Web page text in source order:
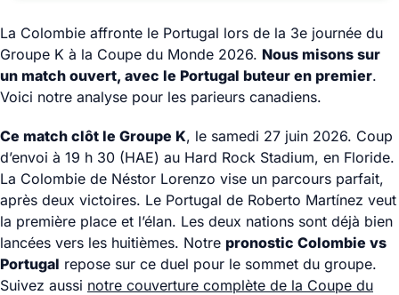
La Colombie affronte le Portugal lors de la 3e journée du
Groupe K à la Coupe du Monde 2026. Nous misons sur
un match ouvert, avec le Portugal buteur en premier.
Voici notre analyse pour les parieurs canadiens.
Ce match clôt le Groupe K, le samedi 27 juin 2026. Coup
d’envoi à 19 h 30 (HAE) au Hard Rock Stadium, en Floride.
La Colombie de Néstor Lorenzo vise un parcours parfait,
après deux victoires. Le Portugal de Roberto Martínez veut
la première place et l’élan. Les deux nations sont déjà bien
lancées vers les huitièmes. Notre pronostic Colombie vs
Portugal repose sur ce duel pour le sommet du groupe.
Suivez aussi notre couverture complète de la Coupe du